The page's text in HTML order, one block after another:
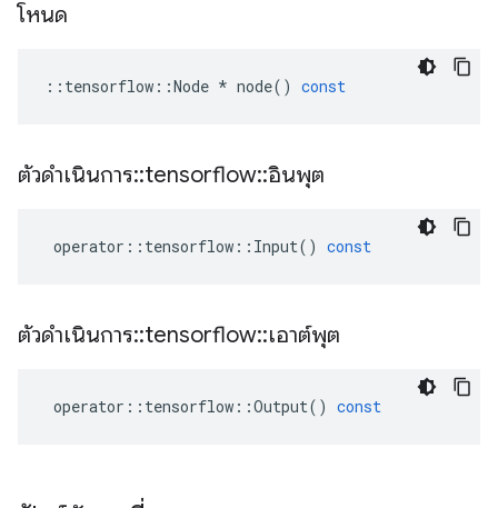
โหนด
:: tensorflow ::Node * node() const
ตัวดำเนินการ::tensorflow::อินพุต
operator :: tensorflow :: Input() const
ตัวดำเนินการ::tensorflow::เอาต์พุต
operator :: tensorflow ::Output() const